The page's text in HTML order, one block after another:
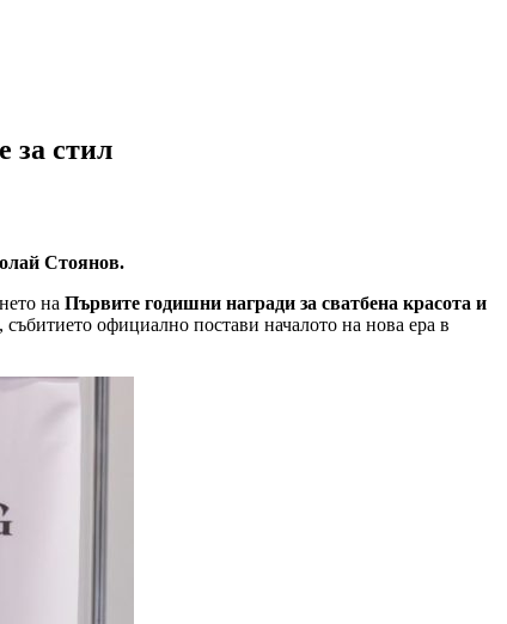
за стил
Стоянов.
на Първите годишни награди за сватбена красота и
, събитието официално постави началото на нова ера в